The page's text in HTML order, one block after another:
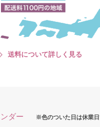
送料について詳しく見る
ダー ※色のついた日は休業日